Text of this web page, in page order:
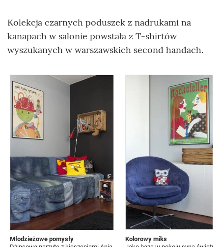
Kolekcja czarnych poduszek z nadrukami na
kanapach w salonie powstała z T-shirtów
wyszukanych w warszawskich second handach.
Młodzieżowe pomysły
Kolorowy miks